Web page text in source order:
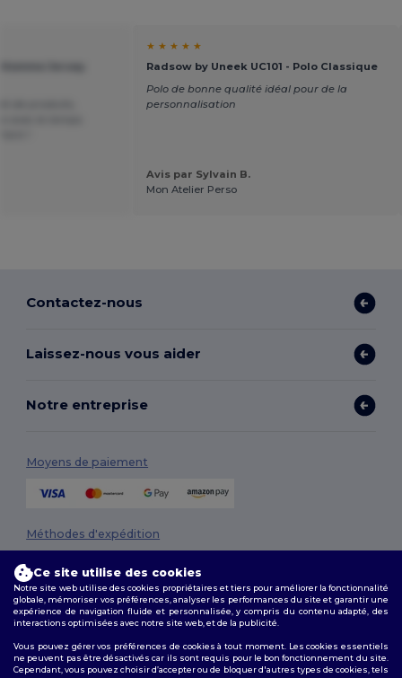
★ ★ ★ ★ ★
Radsow by Uneek UC101 - Polo Classique
Polo de bonne qualité idéal pour de la
personnalisation
Avis par Sylvain B.
Mon Atelier Perso
Contactez-nous
Laissez-nous vous aider
Notre entreprise
Moyens de paiement
Méthodes d'expédition
Suivez-nous
Ce site utilise des cookies
Notre site web utilise des cookies propriétaires et tiers pour améliorer la fonctionnalité
globale, mémoriser vos préférences, analyser les performances du site et garantir une
expérience de navigation fluide et personnalisée, y compris du contenu adapté, des
interactions optimisées avec notre site web, et de la publicité.
Vous pouvez gérer vos préférences de cookies à tout moment. Les cookies essentiels
ne peuvent pas être désactivés car ils sont requis pour le bon fonctionnement du site.
Cependant, vous pouvez choisir d’accepter ou de bloquer d'autres types de cookies, tels